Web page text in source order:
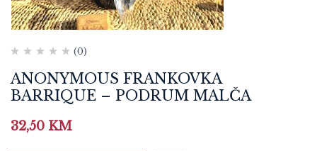
(0)
ANONYMOUS FRANKOVKA
BARRIQUE – PODRUM MALČA
32,50 KM